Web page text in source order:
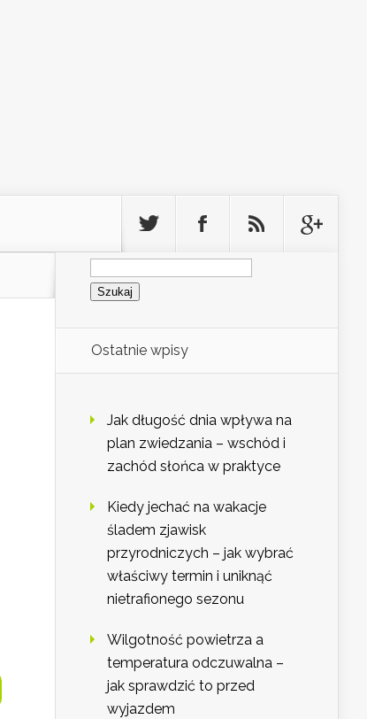
Szukaj:
Ostatnie wpisy
Jak długość dnia wpływa na
plan zwiedzania – wschód i
zachód słońca w praktyce
Kiedy jechać na wakacje
śladem zjawisk
przyrodniczych – jak wybrać
właściwy termin i uniknąć
nietrafionego sezonu
Wilgotność powietrza a
temperatura odczuwalna –
jak sprawdzić to przed
wyjazdem